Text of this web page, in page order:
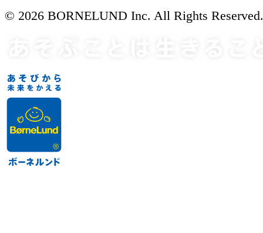
© 2026 BORNELUND Inc. All Rights Reserved.